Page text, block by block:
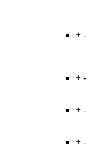
+ -
+ -
+ -
+ -